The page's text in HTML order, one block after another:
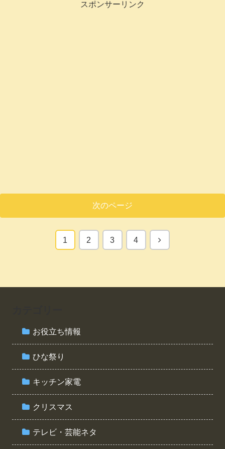
スポンサーリンク
次のページ
1 2 3 4 次
お役立ち情報
ひな祭り
キッチン家電
クリスマス
テレビ・芸能ネタ